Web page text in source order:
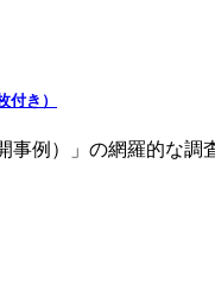
き）
例）」の網羅的な